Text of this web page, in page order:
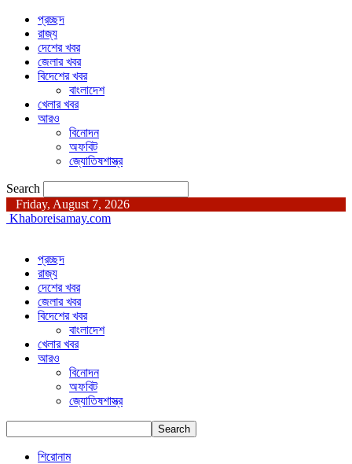
প্রচ্ছদ
রাজ্য
দেশের খবর
জেলার খবর
বিদেশের খবর
বাংলাদেশ
খেলার খবর
আরও
বিনোদন
অফবিট
জ্যোতিষশাস্ত্র
Search
Friday, August 7, 2026
Khaboreisamay.com
প্রচ্ছদ
রাজ্য
দেশের খবর
জেলার খবর
বিদেশের খবর
বাংলাদেশ
খেলার খবর
আরও
বিনোদন
অফবিট
জ্যোতিষশাস্ত্র
শিরোনাম